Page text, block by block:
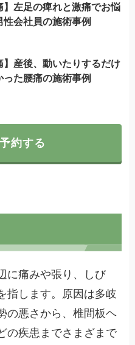
】左足の痺れと激痛でお悩
性会社員の施術事例
】産後、動いたりするだけ
った腰痛の施術事例
約する
に痛みや張り、しび
指します。原因は多岐
の悪さから、椎間板ヘ
の疾患までさまざまで